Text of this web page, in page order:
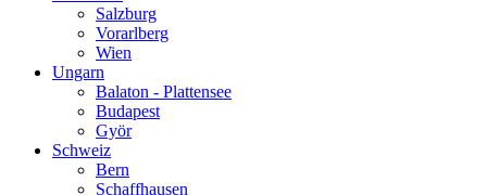
Salzburg
Vorarlberg
Wien
Ungarn
Balaton - Plattensee
Budapest
Györ
Schweiz
Bern
Schaffhausen